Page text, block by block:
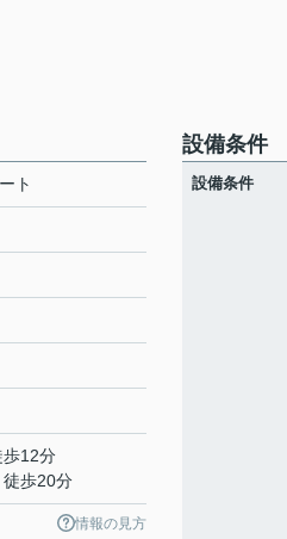
ト
歩12分
徒歩20分
情報の見方
設備条件
設備条件